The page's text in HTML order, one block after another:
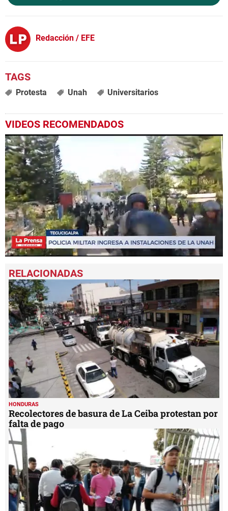
Redacción / EFE
Protesta Unah Universitarios
VIDEOS RECOMENDADOS
seconds
of
1
minute,
12
seconds
HONDURAS
Recolectores de basura de La Ceiba protestan por
falta de pago